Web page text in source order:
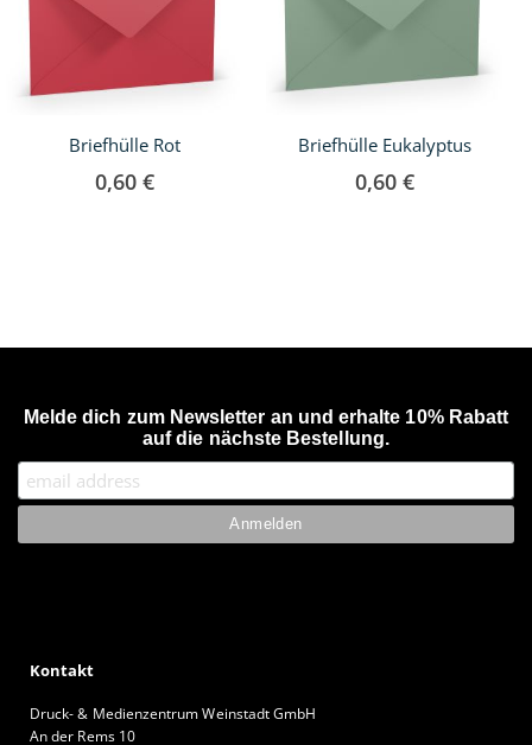
Briefhülle Rot
0,60 €
Briefhülle Eukalyptus
0,60 €
Melde dich zum Newsletter an und erhalte 10% Rabatt
auf die nächste Bestellung.
Kontakt
Druck- & Medienzentrum Weinstadt GmbH
An der Rems 10